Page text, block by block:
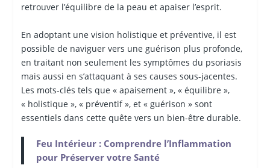
retrouver l’équilibre de la peau et apaiser l’esprit.
En adoptant une vision holistique et préventive, il est
possible de naviguer vers une guérison plus profonde,
en traitant non seulement les symptômes du psoriasis
mais aussi en s’attaquant à ses causes sous-jacentes.
Les mots-clés tels que « apaisement », « équilibre »,
« holistique », « préventif », et « guérison » sont
essentiels dans cette quête vers un bien-être durable.
Feu Intérieur : Comprendre l’Inflammation
pour Préserver votre Santé